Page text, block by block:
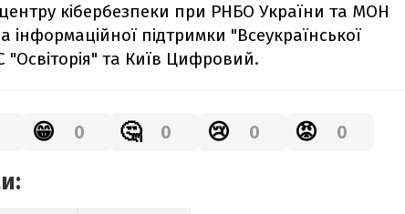
кібербезпеки при РНБО України та МОН
інформаційної підтримки "Всеукраїнської
та Київ Цифровий.
😁 0 🤔 0 😢 0 😡 0